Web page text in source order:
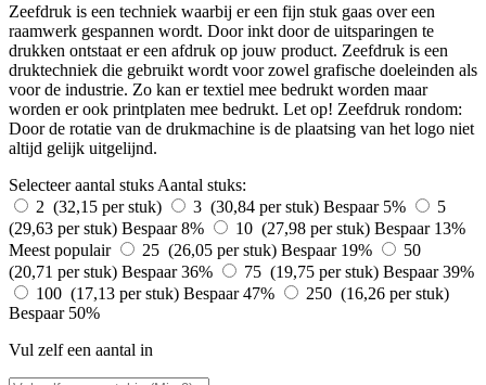
Zeefdruk is een techniek waarbij er een fijn stuk gaas over een
raamwerk gespannen wordt. Door inkt door de uitsparingen te
drukken ontstaat er een afdruk op jouw product. Zeefdruk is een
druktechniek die gebruikt wordt voor zowel grafische doeleinden als
voor de industrie. Zo kan er textiel mee bedrukt worden maar
worden er ook printplaten mee bedrukt. Let op! Zeefdruk rondom:
Door de rotatie van de drukmachine is de plaatsing van het logo niet
altijd gelijk uitgelijnd.
Selecteer aantal stuks Aantal stuks:
2 (32,15 per stuk)
3 (30,84 per stuk) Bespaar 5%
5
(29,63 per stuk) Bespaar 8% 10 (27,98 per stuk) Bespaar 13%
Meest populair
25 (26,05 per stuk) Bespaar 19%
50
(20,71 per stuk) Bespaar 36% 75 (19,75 per stuk) Bespaar 39%
100 (17,13 per stuk) Bespaar 47%
250 (16,26 per stuk)
Bespaar 50%
Vul zelf een aantal in